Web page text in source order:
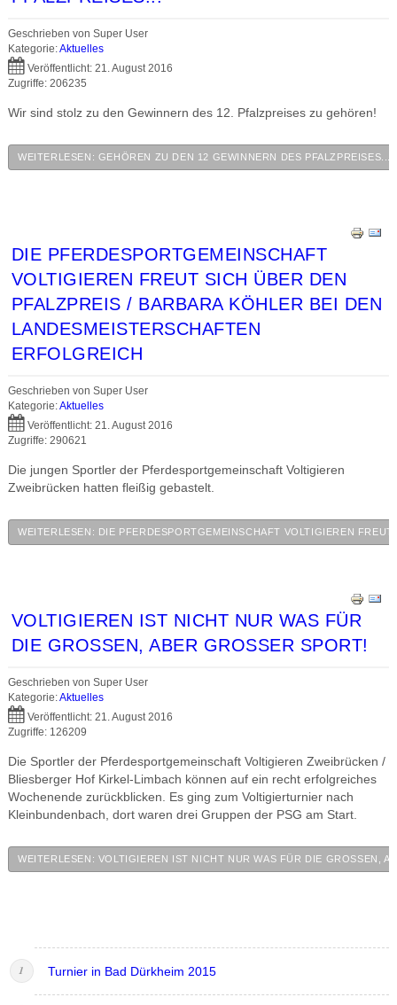
Geschrieben von Super User
Kategorie:Aktuelles
Veröffentlicht: 21. August 2016
Zugriffe: 206235
Wir sind stolz zu den Gewinnern des 12. Pfalzpreises zu gehören!
WEITERLESEN: GEHÖREN ZU DEN 12 GEWINNERN DES PFALZPREISES...
DIE PFERDESPORTGEMEINSCHAFT
VOLTIGIEREN FREUT SICH ÜBER DEN
PFALZPREIS / BARBARA KÖHLER BEI DEN
LANDESMEISTERSCHAFTEN
ERFOLGREICH
Geschrieben von Super User
Kategorie:Aktuelles
Veröffentlicht: 21. August 2016
Zugriffe: 290621
Die jungen Sportler der Pferdesportgemeinschaft Voltigieren
Zweibrücken hatten fleißig gebastelt.
WEITERLESEN: DIE PFERDESPORTGEMEINSCHAFT VOLTIGIEREN
VOLTIGIEREN IST NICHT NUR WAS FÜR
DIE GROSSEN, ABER GROSSER SPORT!
Geschrieben von Super User
Kategorie:Aktuelles
Veröffentlicht: 21. August 2016
Zugriffe: 126209
Die Sportler der Pferdesportgemeinschaft Voltigieren Zweibrücken /
Bliesberger Hof Kirkel-Limbach können auf ein recht erfolgreiches
Wochenende zurückblicken. Es ging zum Voltigierturnier nach
Kleinbundenbach, dort waren drei Gruppen der PSG am Start.
WEITERLESEN: VOLTIGIEREN IST NICHT NUR WAS FÜR DIE GROSSEN,
Turnier in Bad Dürkheim 2015